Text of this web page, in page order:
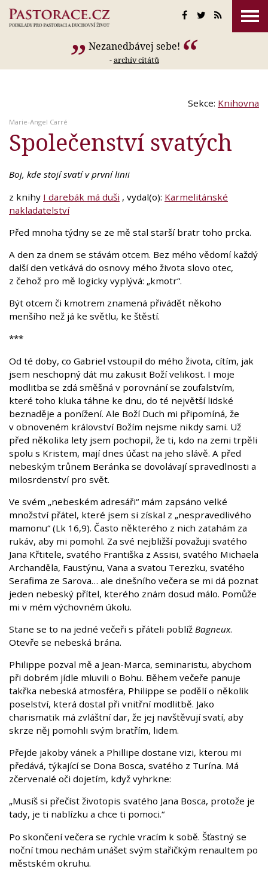
Nezanedbávej sebe!
-archív citátů
Sekce: Knihovna
Marie-Angel Carré
Společenství svatých
Boj, kde stojí svatí v první linii
z knihy I darebák má duši , vydal(o): Karmelitánské
nakladatelství
Před mnoha týdny se ze mě stal starší bratr toho prcka.
A den za dnem se stávám otcem. Bez mého vědomí každý
další den vetkává do osnovy mého života slovo otec,
z čehož pro mě logicky vyplývá: „kmotr“.
Být otcem či kmotrem znamená přivádět někoho
menšího než já ke světlu, ke štěstí.
***
Od té doby, co Gabriel vstoupil do mého života, cítím, jak
jsem neschopný dát mu zakusit Boží velikost. I moje
modlitba se zdá směšná v porovnání se zoufalstvím,
které toho kluka táhne ke dnu, do té největší lidské
beznaděje a ponížení. Ale Boží Duch mi připomíná, že
v obnoveném království Božím nejsme nikdy sami. Už
před několika lety jsem pochopil, že ti, kdo na zemi trpěli
spolu s Kristem, mají dnes účast na jeho slávě. A před
nebeským trůnem Beránka se dovolávají spravedlnosti a
milosrdenství pro svět.
Ve svém „nebeském adresáři“ mám zapsáno velké
množství přátel, které jsem si získal z „nespravedlivého
mamonu“ (Lk 16,9). Často některého z nich zatahám za
rukáv, aby mi pomohl. Za své nejbližší považuji svatého
Jana Křtitele, svatého Františka z Assisi, svatého Michaela
Archanděla, Faustýnu, Vana a svatou Terezku, svatého
Serafima ze Sarova… ale dnešního večera se mi dá poznat
jeden nebeský přítel, kterého znám dosud málo. Pomůže
mi v mém výchovném úkolu.
Stane se to na jedné večeři s přáteli poblíž Bagneux.
Otevře se nebeská brána.
Philippe pozval mě a Jean-Marca, seminaristu, abychom
při dobrém jídle mluvili o Bohu. Během večeře panuje
takřka nebeská atmosféra, Philippe se podělí o několik
poselství, která dostal při vnitřní modlitbě. Jako
charismatik má zvláštní dar, že jej navštěvují svatí, aby
skrze něj pomohli svým bratřím, lidem.
Přejde jakoby vánek a Phillipe dostane vizi, kterou mi
předává, týkající se Dona Bosca, svatého z Turína. Má
zčervenalé oči dojetím, když vyhrkne:
„Musíš si přečíst životopis svatého Jana Bosca, protože je
tady, je ti nablízku a chce ti pomoci.“
Po skončení večera se rychle vracím k sobě. Šťastný se
noční tmou nechám unášet svým stařičkým renaultem po
městském okruhu.